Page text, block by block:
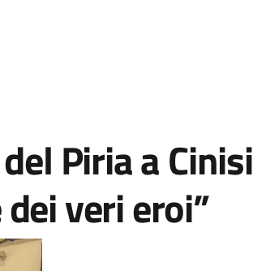
Piria a Cinisi
veri eroi”